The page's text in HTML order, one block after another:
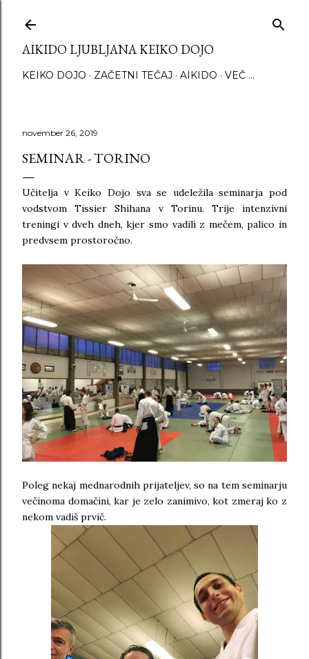
AIKIDO LJUBLJANA KEIKO DOJO
KEIKO DOJO ZAČETNI TEČAJ AIKIDO VEČ …
november 26, 2019
SEMINAR - TORINO
Učitelja v Keiko Dojo sva se udeležila seminarja pod
vodstvom Tissier Shihana v Torinu. Trije intenzivni
treningi v dveh dneh, kjer smo vadili z mečem, palico in
predvsem prostoročno.
Poleg nekaj mednarodnih prijateljev, so na tem seminarju
večinoma domačini, kar je zelo zanimivo, kot zmeraj ko z
nekom vadiš prvič.